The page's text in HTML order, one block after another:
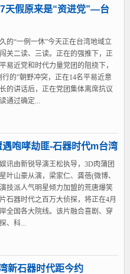
天假原来是“资进党”—台
的“一例一休”今天正在台湾地域立
关二读、三读。正在的强推下，正
易近党和时代力量党团的阻挠下，
行的”朝野冲突，正在14名平易近意
的讲话后，正在党团集体离席抗议
通过确定...
遇咆哮劫匪-石器时代m台湾
讯由新锐导演王松执导，3D肉蒲团
叶山豪从演，梁家仁、龚蓓(微博、
技派人气明星倾力加盟的荒唐爆笑
石器时代之百万大侦探，将正在4月
全国各大院线。该片融合喜剧、穿
、科...
新石器时代距今约